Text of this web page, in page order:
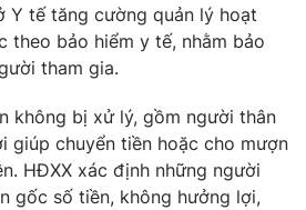
Y tế tăng cường quản lý hoạt
theo bảo hiểm y tế, nhằm bảo
tham gia.
không bị xử lý, gồm người thân
giúp chuyển tiền hoặc cho mượn
HĐXX xác định những người
gốc số tiền, không hưởng lợi,